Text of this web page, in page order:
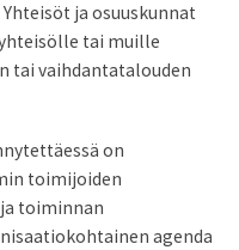
ja osuuskunnat
tai muille
tai vaihdantatalouden
on
toimijoiden
toiminnan
agenda